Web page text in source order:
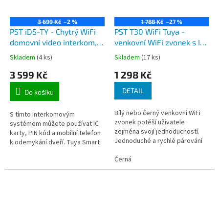
3 699 Kč –2 %
PST iDS-TY - Chytrý WiFi
domovní video interkom,
2MP kamera, app Tuya,
kódová klávesnice a RFID
Skladem (4 ks)
3 599 Kč
Do košíku
S tímto interkomovým
systémem můžete používat IC
karty, PIN kód a mobilní telefon
k odemykání dveří. Tuya Smart
bezpečnostní...
1 788 Kč –27 %
PST T30 WiFi Tuya -
venkovní WiFi zvonek s IP
kamerou 1080P, ovládání
mobilním telefonem
Skladem (17 ks)
1 298 Kč
DETAIL
Bílý nebo černý venkovní WiFi
zvonek potěší uživatele
zejména svojí jednoduchostí.
Jednoduché a rychlé párování
posléze přijímat hovory ze
zvonku...
Černá